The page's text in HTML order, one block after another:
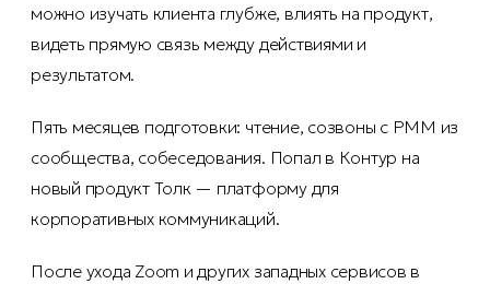
можно изучать клиента глубже, влиять на продукт,
видеть прямую связь между действиями и
результатом.
Пять месяцев подготовки: чтение, созвоны с PMM из
сообщества, собеседования. Попал в Контур на
новый продукт Толк — платформу для
корпоративных коммуникаций.
После ухода Zoom и других западных сервисов в